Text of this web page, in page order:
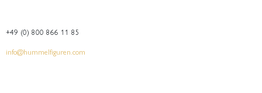
+49 (0) 800 866 11 85
info@hummelfiguren.com